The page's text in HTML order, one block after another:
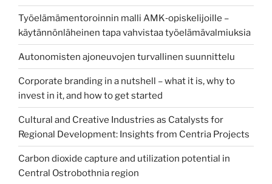
Työelämämentoroinnin malli AMK‑opiskelijoille –
käytännönläheinen tapa vahvistaa työelämävalmiuksia
Autonomisten ajoneuvojen turvallinen suunnittelu
Corporate branding in a nutshell – what it is, why to
invest in it, and how to get started
Cultural and Creative Industries as Catalysts for
Regional Development: Insights from Centria Projects
Carbon dioxide capture and utilization potential in
Central Ostrobothnia region